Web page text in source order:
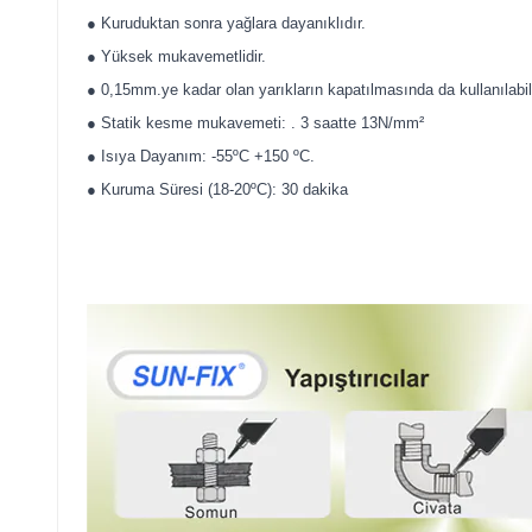
● Kuruduktan sonra yağlara dayanıklıdır.
● Yüksek mukavemetlidir.
● 0,15mm.ye kadar olan yarıkların kapatılmasında da
● Statik kesme mukavemeti: . 3 saatte 13N/mm²
● Isıya Dayanım: -55ºC +150 ºC.
● Kuruma Süresi (18-20ºC): 30 dakika